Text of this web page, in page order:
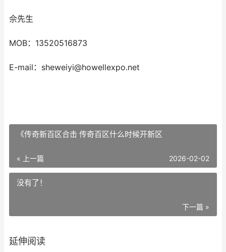
佘先生
MOB：13520516873
E-mail：sheweiyi@howellexpo.net
《传奇新百区合击 传奇百区什么时候开新区
« 上一篇 2026-02-02
没有了！
下一篇 »
延伸阅读